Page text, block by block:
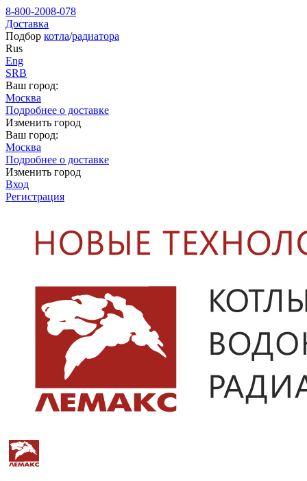
8-800-2008-078
Доставка
Подбор котла/радиатора
Rus
Eng
SRB
Ваш город:
Москва
Подробнее о доставке
Изменить город
Ваш город:
Москва
Подробнее о доставке
Изменить город
Вход
Регистрация